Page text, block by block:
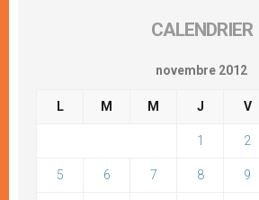
CALENDRIER
novembre 2012
L M M J V
1 2
5 6 7 8 9